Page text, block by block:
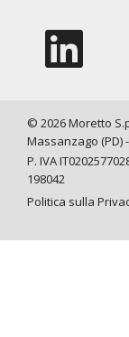
© 2026 Moretto
Massanzago (PD)
P. IVA
198042
Politica sulla